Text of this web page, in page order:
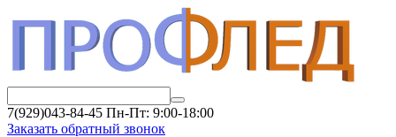
7(929)043-84-45 Пн-Пт: 9:00-18:00
Заказать обратный звонок